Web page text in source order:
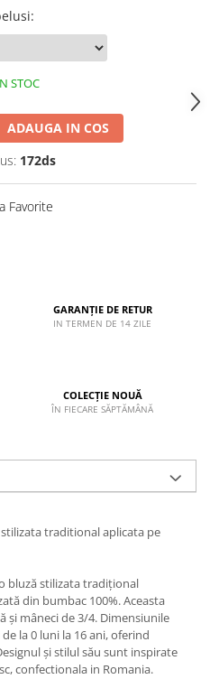
:
STOC
ADAUGA IN COS
172ds
Favorite
GARANȚIE DE RETUR
IN TERMEN DE 14 ZILE
COLECȚIE NOUĂ
ÎN FIECARE SĂPTĂMÂNĂ
traditional aplicata pe
bluză stilizata tradițional
din bumbac 100%. Aceasta
și mâneci de 3/4. Dimensiunile
la 0 luni la 16 ani, oferind
și stilul său sunt inspirate
confectionala in Romania.